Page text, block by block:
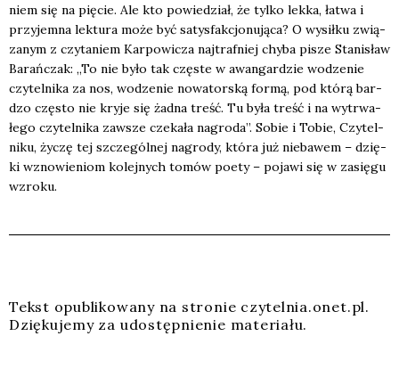
niem się na pię­cie. Ale kto powie­dział, że tyl­ko lek­ka, łatwa i
przy­jem­na lek­tu­ra może być satys­fak­cjo­nu­ją­ca? O wysił­ku zwią­
za­nym z czy­ta­niem Kar­po­wi­cza naj­traf­niej chy­ba pisze Sta­ni­sław
Barań­czak: „To nie było tak czę­ste w awan­gar­dzie wodze­nie
czy­tel­ni­ka za nos, wodze­nie nowa­tor­ską for­mą, pod któ­rą bar­
dzo czę­sto nie kry­je się żad­na treść. Tu była treść i na wytrwa­
łe­go czy­tel­ni­ka zawsze cze­ka­ła nagro­da”. Sobie i Tobie, Czy­tel­
ni­ku, życzę tej szcze­gól­nej nagro­dy, któ­ra już nie­ba­wem – dzię­
ki wzno­wie­niom kolej­nych tomów poety – poja­wi się w zasię­gu
wzro­ku.
Tekst opu­bli­ko­wa­ny na stro­nie czytelnia.onet.pl.
Dzię­ku­je­my za udo­stęp­nie­nie mate­ria­łu.